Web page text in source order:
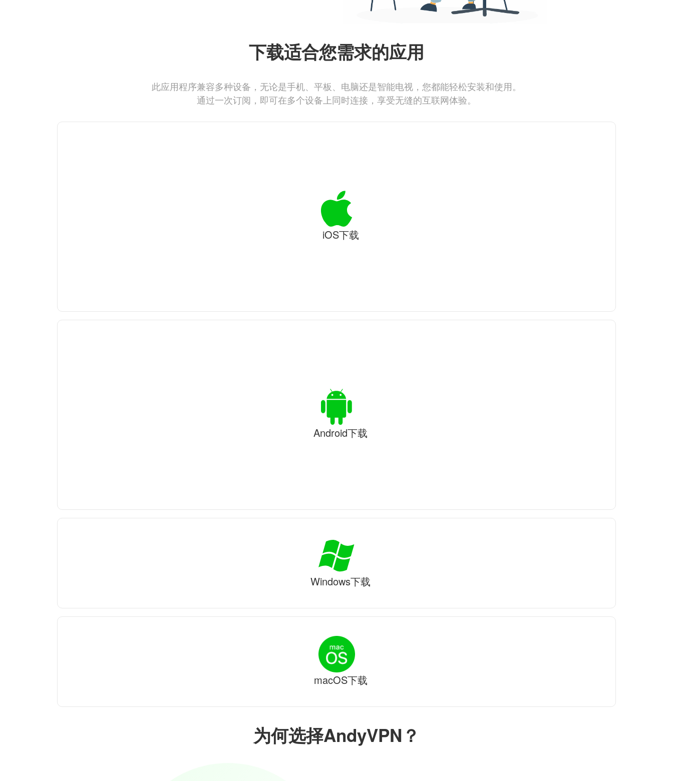
为何选择AndyVPN？
下载适合您需求的应用
此应用程序兼容多种设备，无论是手机、平板、电脑还是智能电视，您都能轻松安装和使用。
通过一次订阅，即可在多个设备上同时连接，享受无缝的互联网体验。
iOS下载
Android下载
Windows下载
macOS下载